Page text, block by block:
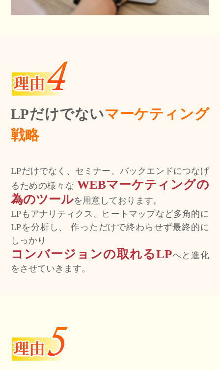
LPだけでないマーケティング
戦略
LPだけでなく、セミナー、バックエンドにつなげ
るための様々な WEBマーケティングの
為のツールを用意しております。
LPもアナリティクス、ヒートマップなど多角的に
LPを分析し、
作っただけで終わらせず最終的に
しっかり
コンバージョンの取れるLPへと進化
をさせていきます。